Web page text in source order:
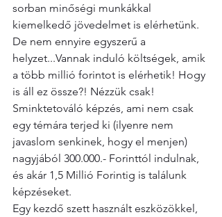
sorban minőségi munkákkal
kiemelkedő jövedelmet is elérhetünk.
De nem ennyire egyszerű a
helyzet...Vannak induló költségek, amik
a több millió forintot is elérhetik! Hogy
is áll ez össze?! Nézzük csak!
Sminktetováló képzés, ami nem csak
egy témára terjed ki (ilyenre nem
javaslom senkinek, hogy el menjen)
nagyjából 300.000.- Forinttól indulnak,
és akár 1,5 Millió Forintig is találunk
képzéseket.
Egy kezdő szett használt eszközökkel,